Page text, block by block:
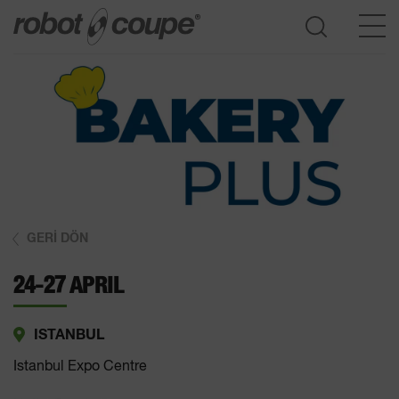
GERI DÖN
24-27 APRIL
ISTANBUL
Istanbul Expo Centre
Seçim kılavuzuna erişim